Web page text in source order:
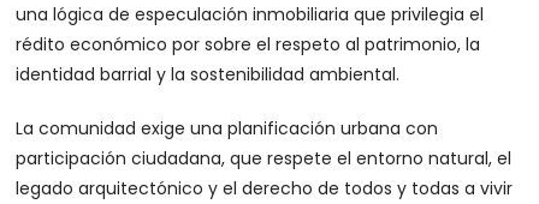
una lógica de especulación inmobiliaria que privilegia el
rédito económico por sobre el respeto al patrimonio, la
identidad barrial y la sostenibilidad ambiental.
La comunidad exige una planificación urbana con
participación ciudadana, que respete el entorno natural, el
legado arquitectónico y el derecho de todos y todas a vivir